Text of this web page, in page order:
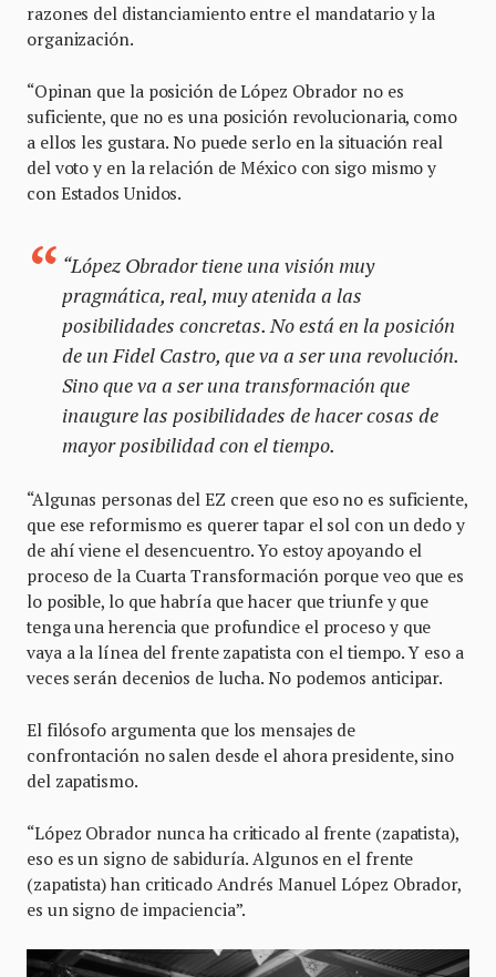
razones del distanciamiento entre el mandatario y la
organización.
“Opinan que la posición de López Obrador no es
suficiente, que no es una posición revolucionaria, como
a ellos les gustara. No puede serlo en la situación real
del voto y en la relación de México con sigo mismo y
con Estados Unidos.
“López Obrador tiene una visión muy
pragmática, real, muy atenida a las
posibilidades concretas. No está en la posición
de un Fidel Castro, que va a ser una revolución.
Sino que va a ser una transformación que
inaugure las posibilidades de hacer cosas de
mayor posibilidad con el tiempo.
“Algunas personas del EZ creen que eso no es suficiente,
que ese reformismo es querer tapar el sol con un dedo y
de ahí viene el desencuentro. Yo estoy apoyando el
proceso de la Cuarta Transformación porque veo que es
lo posible, lo que habría que hacer que triunfe y que
tenga una herencia que profundice el proceso y que
vaya a la línea del frente zapatista con el tiempo. Y eso a
veces serán decenios de lucha. No podemos anticipar.
El filósofo argumenta que los mensajes de
confrontación no salen desde el ahora presidente, sino
del zapatismo.
“López Obrador nunca ha criticado al frente (zapatista),
eso es un signo de sabiduría. Algunos en el frente
(zapatista) han criticado Andrés Manuel López Obrador,
es un signo de impaciencia”.